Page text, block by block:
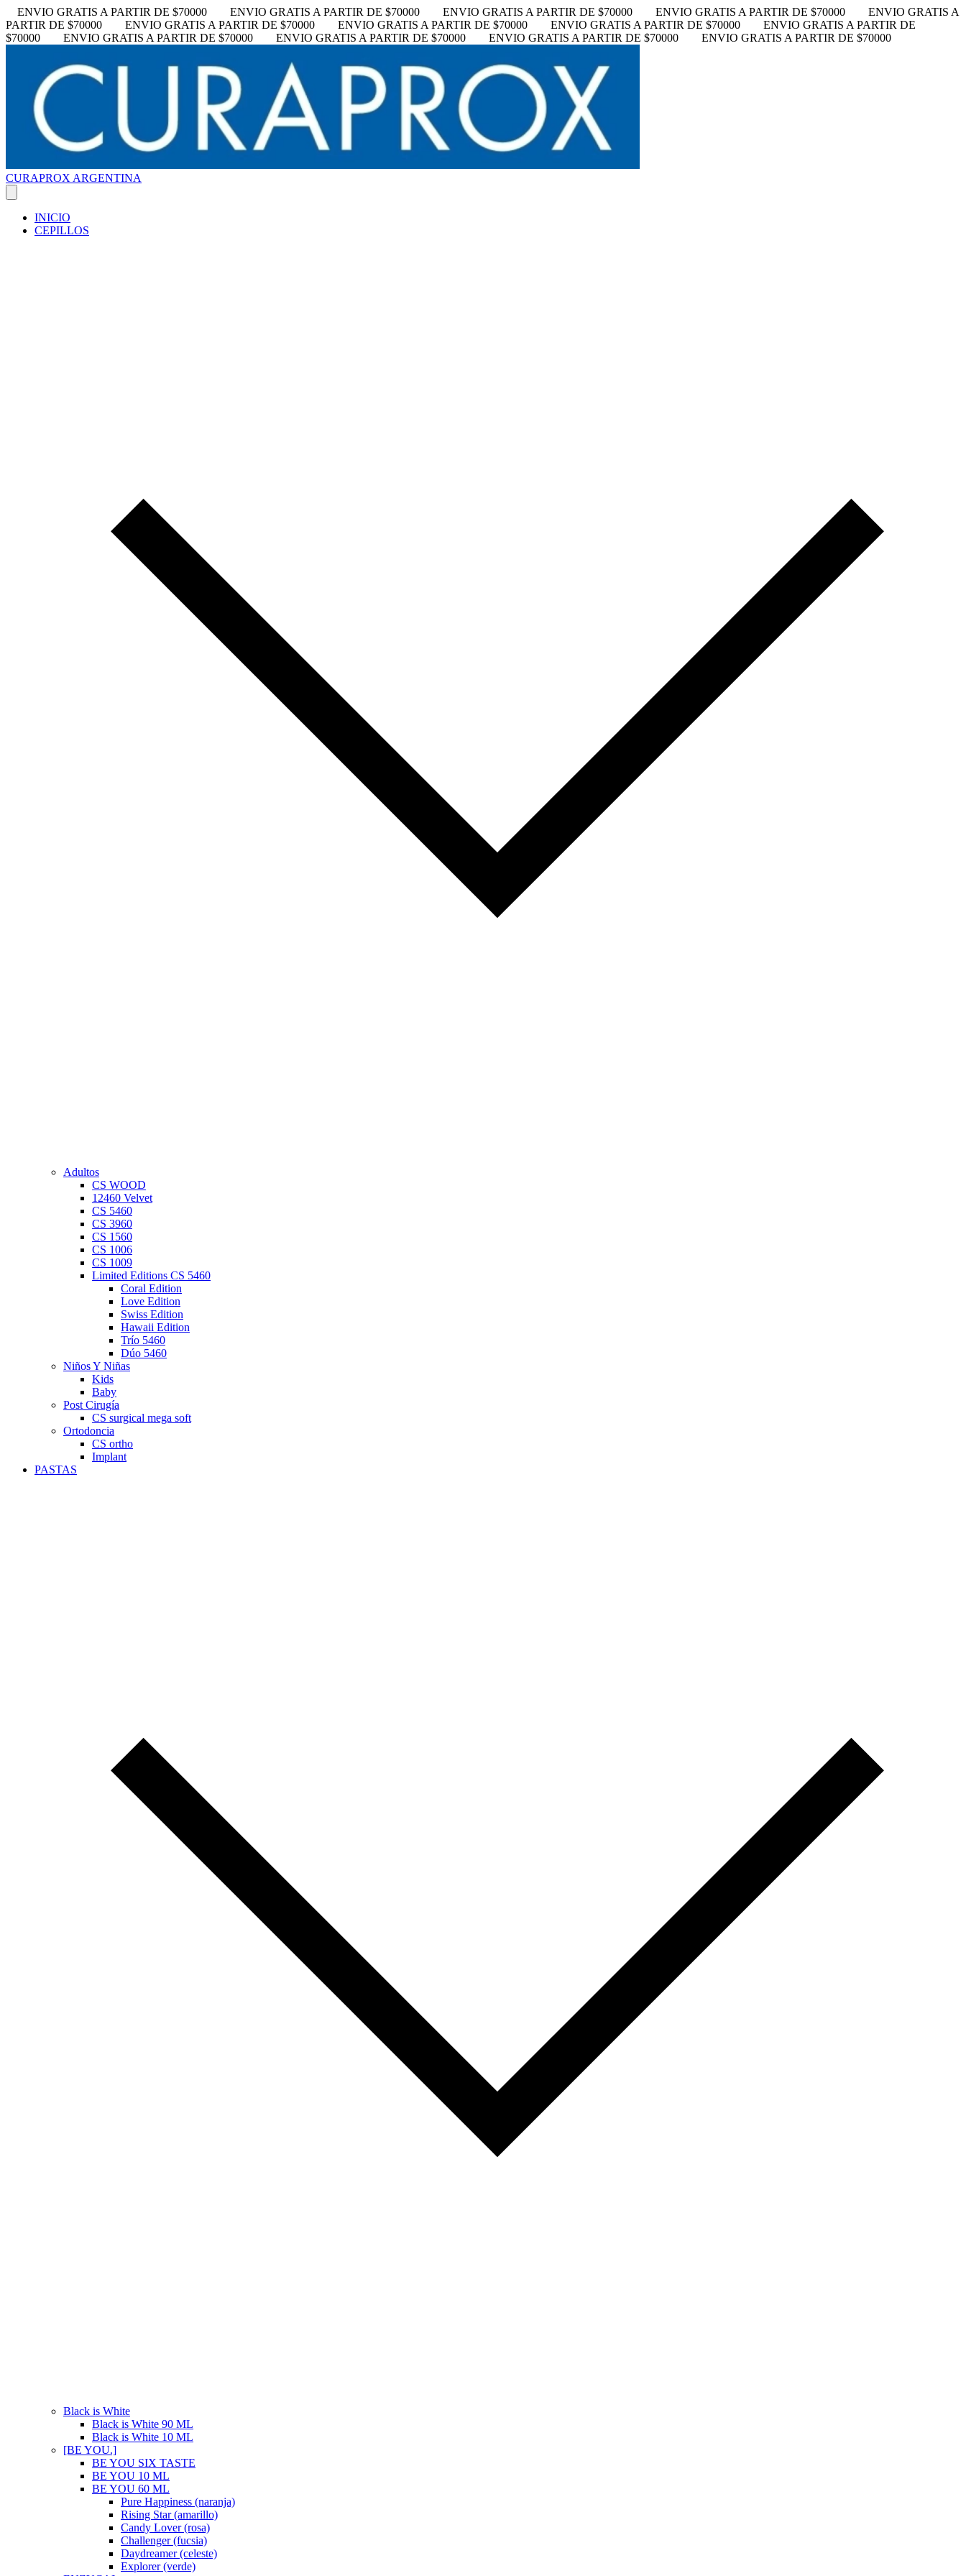
ENVIO GRATIS A PARTIR DE $70000 ENVIO GRATIS A PARTIR DE $70000 ENVIO GRATIS A PARTIR DE $70000 ENVIO GRATIS A PARTIR DE $70000
ENVIO GRATIS A
PARTIR DE $70000
ENVIO GRATIS A PARTIR DE $70000 ENVIO GRATIS A PARTIR DE $70000 ENVIO GRATIS A PARTIR DE $70000
ENVIO GRATIS A PARTIR DE
$70000
ENVIO GRATIS A PARTIR DE $70000 ENVIO GRATIS A PARTIR DE $70000 ENVIO GRATIS A PARTIR DE $70000 ENVIO GRATIS A PARTIR DE $70000
CURAPROX ARGENTINA
INICIO
CEPILLOS
Adultos
CS WOOD
12460 Velvet
CS 5460
CS 3960
CS 1560
CS 1006
CS 1009
Limited Editions CS 5460
Coral Edition
Love Edition
Swiss Edition
Hawaii Edition
Trío 5460
Dúo 5460
Niños Y Niñas
Kids
Baby
Post Cirugía
CS surgical mega soft
Ortodoncia
CS ortho
Implant
PASTAS
Black is White
Black is White 90 ML
Black is White 10 ML
[BE YOU.]
BE YOU SIX TASTE
BE YOU 10 ML
BE YOU 60 ML
Pure Happiness (naranja)
Rising Star (amarillo)
Candy Lover (rosa)
Challenger (fucsia)
Daydreamer (celeste)
Explorer (verde)